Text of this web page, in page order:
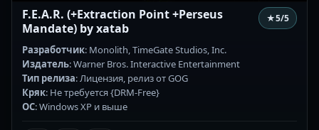
F.E.A.R. (+Extraction Point +Perseus
Mandate) by xatab
★5/5
Разработчик: Monolith, TimeGate Studios, Inc.
Издатель: Warner Bros. Interactive Entertainment
Тип релиза: Лицензия, релиз от GOG
Кряк: Не требуется {DRM-Free}
ОС: Windows XP и выше